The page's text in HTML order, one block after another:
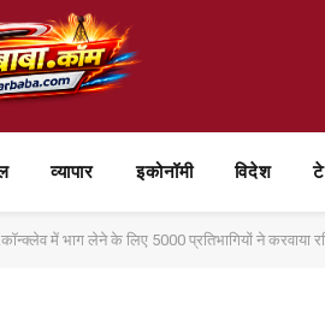
व्यापार ⁠इकोनॉमी विदेश
में भाग लेने के लिए 5000 प्रतिभागियों ने